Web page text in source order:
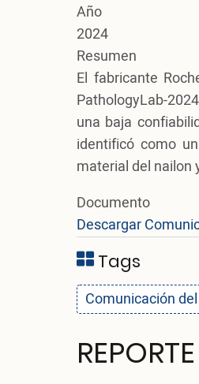
Año
2024
Resumen
El fabricante
PathologyLab-
una baja
identificó como
material del nailon
Documento
Descargar
Tags
Comunicación